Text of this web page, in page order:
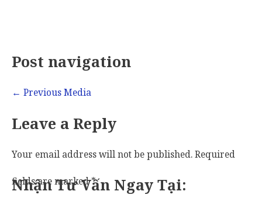
Post navigation
← Previous Media
Leave a Reply
Your email address will not be published.Required
fields are marked*
Nhận Tư Vấn Ngay Tại: